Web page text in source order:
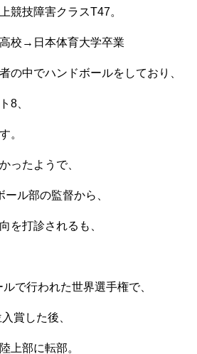
競技障害クラスT47。
校→日本体育大学卒業
の中でハンドボールをしており、
8、
。
ったようで、
ル部の監督から、
を打診されるも、
で行われた世界選手権で、
賞した後、
上部に転部。